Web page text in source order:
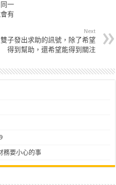
一
有
Next
雙子發出求助的訊號，除了希望
得到幫助，還希望能得到關注
務要小心的事